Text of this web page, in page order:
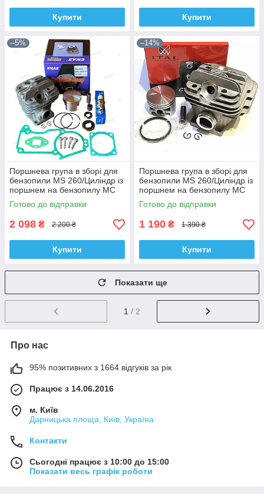
Купити Купити
–5%
Поршнева група в зборі для
бензопили MS 260/Циліндр із
поршнем на бензопилу МС
260 Emas
Готово до відправки
2 098 ₴ 2 200 ₴
Купити
–14%
Поршнева група в зборі для
бензопили MS 260/Циліндр із
поршнем на бензопилу МС
260 Ital
Готово до відправки
1 190 ₴ 1 390 ₴
Купити
Показати ще
1 / 2
Про нас
95% позитивних з 1664 відгуків за рік
Працює з 14.06.2016
м. Київ
Дарницька площа, Київ, Україна
Контакти
Сьогодні працює з 10:00 до 15:00
Показати весь графік роботи